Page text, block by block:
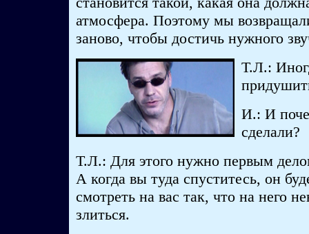
атмосфера. Поэтому мы
заново, чтобы достичь нужного
Т.Л.:
И.: И
сделали?
Т.Л.: Для этого нужно первым
А когда вы туда спуститесь, он
смотреть на вас так, что на него
злиться.